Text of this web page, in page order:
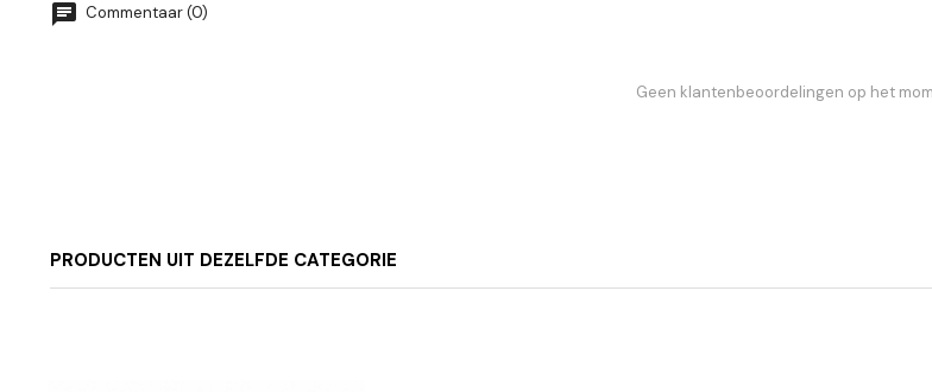
Commentaar (0)
Geen klantenbeoordelingen op het
PRODUCTEN UIT DEZELFDE CATEGORIE